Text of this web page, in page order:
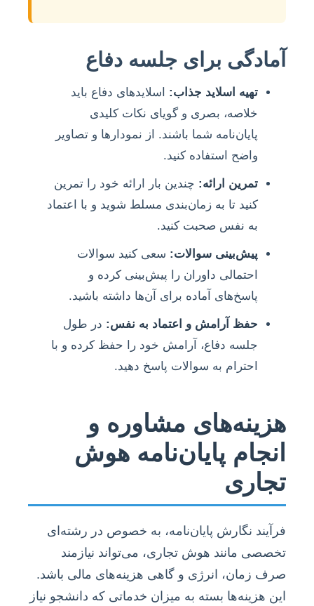
آمادگی برای جلسه دفاع
تهیه اسلاید جذاب: اسلایدهای دفاع باید
خلاصه، بصری و گویای نکات کلیدی
پایان‌نامه شما باشند. از نمودارها و تصاویر
واضح استفاده کنید.
تمرین ارائه: چندین بار ارائه خود را تمرین
کنید تا به زمان‌بندی مسلط شوید و با اعتماد
به نفس صحبت کنید.
پیش‌بینی سوالات: سعی کنید سوالات
احتمالی داوران را پیش‌بینی کرده و
پاسخ‌های آماده برای آن‌ها داشته باشید.
حفظ آرامش و اعتماد به نفس: در طول
جلسه دفاع، آرامش خود را حفظ کرده و با
احترام به سوالات پاسخ دهید.
هزینه‌های مشاوره و
انجام پایان‌نامه هوش
تجاری
فرآیند نگارش پایان‌نامه، به خصوص در رشته‌ای
تخصصی مانند هوش تجاری، می‌تواند نیازمند
صرف زمان، انرژی و گاهی هزینه‌های مالی باشد.
این هزینه‌ها بسته به میزان خدماتی که دانشجو نیاز